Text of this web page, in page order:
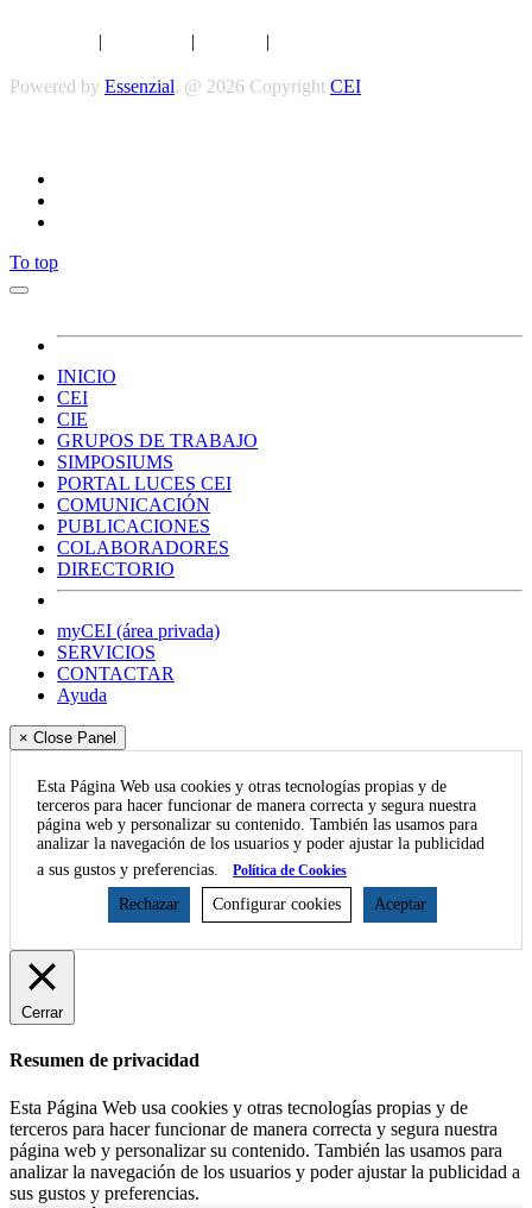
| | |
Powered by Essenzial. @ 2026 Copyright CEI
To top
INICIO
CEI
CIE
GRUPOS DE TRABAJO
SIMPOSIUMS
PORTAL LUCES CEI
COMUNICACIÓN
PUBLICACIONES
COLABORADORES
DIRECTORIO
myCEI (área privada)
SERVICIOS
CONTACTAR
Ayuda
× Close Panel
Esta Página Web usa cookies y otras tecnologías propias y de
terceros para hacer funcionar de manera correcta y segura nuestra
página web y personalizar su contenido. También las usamos para
analizar la navegación de los usuarios y poder ajustar la publicidad
a sus gustos y preferencias.
Política de Cookies
Rechazar Configurar cookies Aceptar
Cerrar
Resumen de privacidad
Esta Página Web usa cookies y otras tecnologías propias y de
terceros para hacer funcionar de manera correcta y segura nuestra
página web y personalizar su contenido. También las usamos para
analizar la navegación de los usuarios y poder ajustar la publicidad a
sus gustos y preferencias.